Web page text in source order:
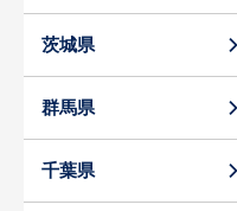
茨城県
群馬県
千葉県